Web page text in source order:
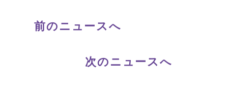
前のニュースへ
次のニュースへ